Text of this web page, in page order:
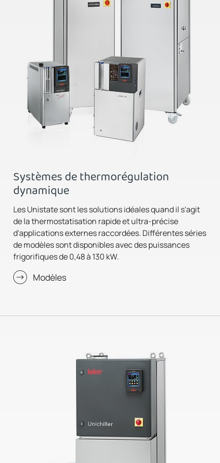
Systèmes de thermorégulation
dynamique
Les Unistate sont les solutions idéales quand il s'agit
de la thermostatisation rapide et ultra-précise
d'applications externes raccordées. Différentes séries
de modèles sont disponibles avec des puissances
frigorifiques de 0,48 à 130 kW.
Modèles